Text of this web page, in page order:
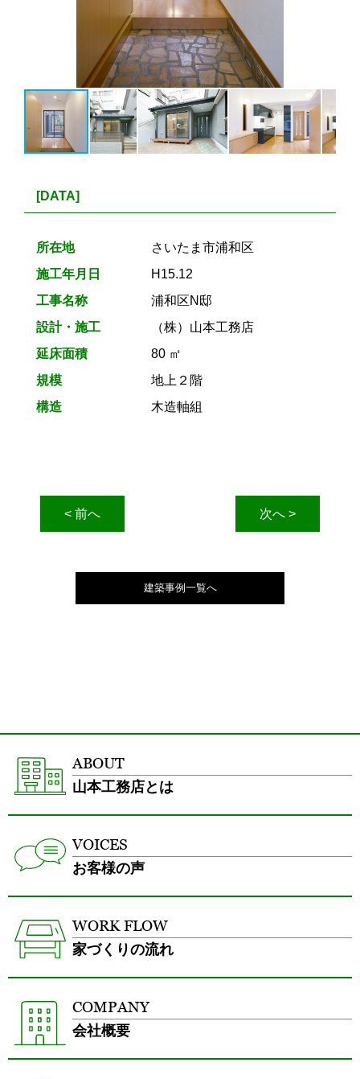
[DATA]
所在地
さいたま市浦和区
施工年月日
H15.12
工事名称
浦和区N邸
設計・施工
（株）山本工務店
延床面積
80 ㎡
規模
地上２階
構造
木造軸組
次へ >
< 前へ
建築事例一覧へ
ABOUT
山本工務店とは
VOICES
お客様の声
WORK FLOW
家づくりの流れ
COMPANY
会社概要